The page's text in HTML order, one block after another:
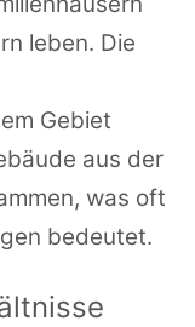
leben. Die
Gebiet
aus der
was oft
bedeutet.